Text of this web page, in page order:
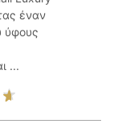
έναν
ύφους
...